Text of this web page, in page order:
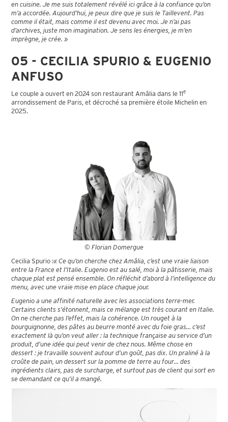
en cuisine. Je me suis totalement révélé ici grâce à la confiance qu’on
m’a accordée. Aujourd’hui, je peux dire que je suis le Taillevent. Pas
comme il était, mais comme il est devenu avec moi. Je n’ai pas
d’archives, juste mon imagination. Je sens les énergies, je m’en
imprègne, je crée. »
05 - CECILIA SPURIO & EUGENIO
ANFUSO
Le couple a ouvert en 2024 son restaurant Amâlia dans le 11e
arrondissement de Paris, et décroché sa première étoile Michelin en
2025.
© Florian Domergue
Cecilia Spurio :« Ce qu’on cherche chez Amâlia, c’est une vraie liaison
entre la France et l’Italie. Eugenio est au salé, moi à la pâtisserie, mais
chaque plat est pensé ensemble. On réfléchit d’abord à l’intelligence du
menu, avec une vraie mise en place chaque jour.
Eugenio a une affinité naturelle avec les associations terre-mer.
Certains clients s’étonnent, mais ce mélange est très courant en Italie.
On ne cherche pas l’effet, mais la cohérence. Un rouget à la
bourguignonne, des pâtes au beurre monté avec du foie gras… c’est
exactement là qu’on veut aller : la technique française au service d’un
produit, d’une idée qui peut venir de chez nous. Même chose en
dessert : je travaille souvent autour d’un goût, pas dix. Un praliné à la
croûte de pain, un dessert sur la pomme de terre au four… des
ingrédients clairs, pas de surcharge, et surtout pas de client qui sort en
se demandant ce qu’il a mangé.